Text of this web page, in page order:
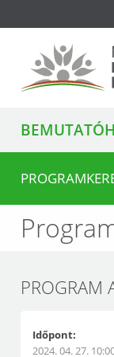
Magyar
Parkok
ALMENÜ
PROGRAM
Időpont:
2024. 04. 27.